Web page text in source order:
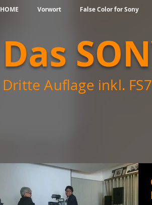
HOME Vorwort False Color for Sony
Dritte Auflage inkl.
Das